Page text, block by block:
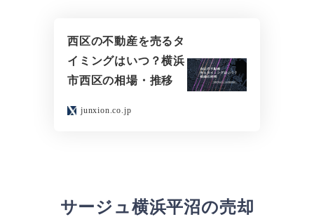
西区の不動産を売るタ
イミングはいつ？横浜
市西区の相場・推移
junxion.co.jp
サージュ横浜平沼の売却